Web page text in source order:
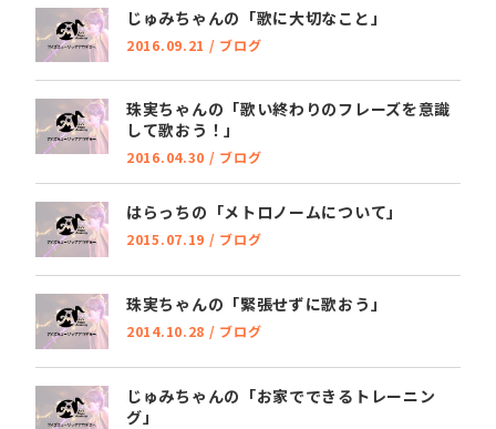
じゅみちゃんの「歌に大切なこと」
2016.09.21 / ブログ
珠実ちゃんの「歌い終わりのフレーズを意識
して歌おう！」
2016.04.30 / ブログ
はらっちの「メトロノームについて」
2015.07.19 / ブログ
珠実ちゃんの「緊張せずに歌おう」
2014.10.28 / ブログ
じゅみちゃんの「お家でできるトレーニン
グ」